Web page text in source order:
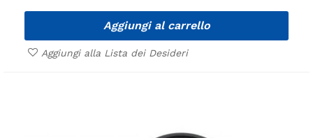
Aggiungi al carrello
Aggiungi alla Lista dei Desideri